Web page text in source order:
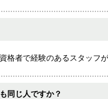
格者で経験のあるスタッフ
同じ人ですか？